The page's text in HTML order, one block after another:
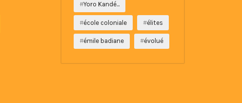
Yoro Kandé...
école coloniale élites
émile badiane évolué